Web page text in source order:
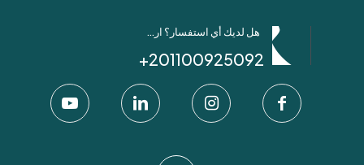
هل لديك أي استفسار؟ ارسل لنا عبر واتساب!
201100925092+